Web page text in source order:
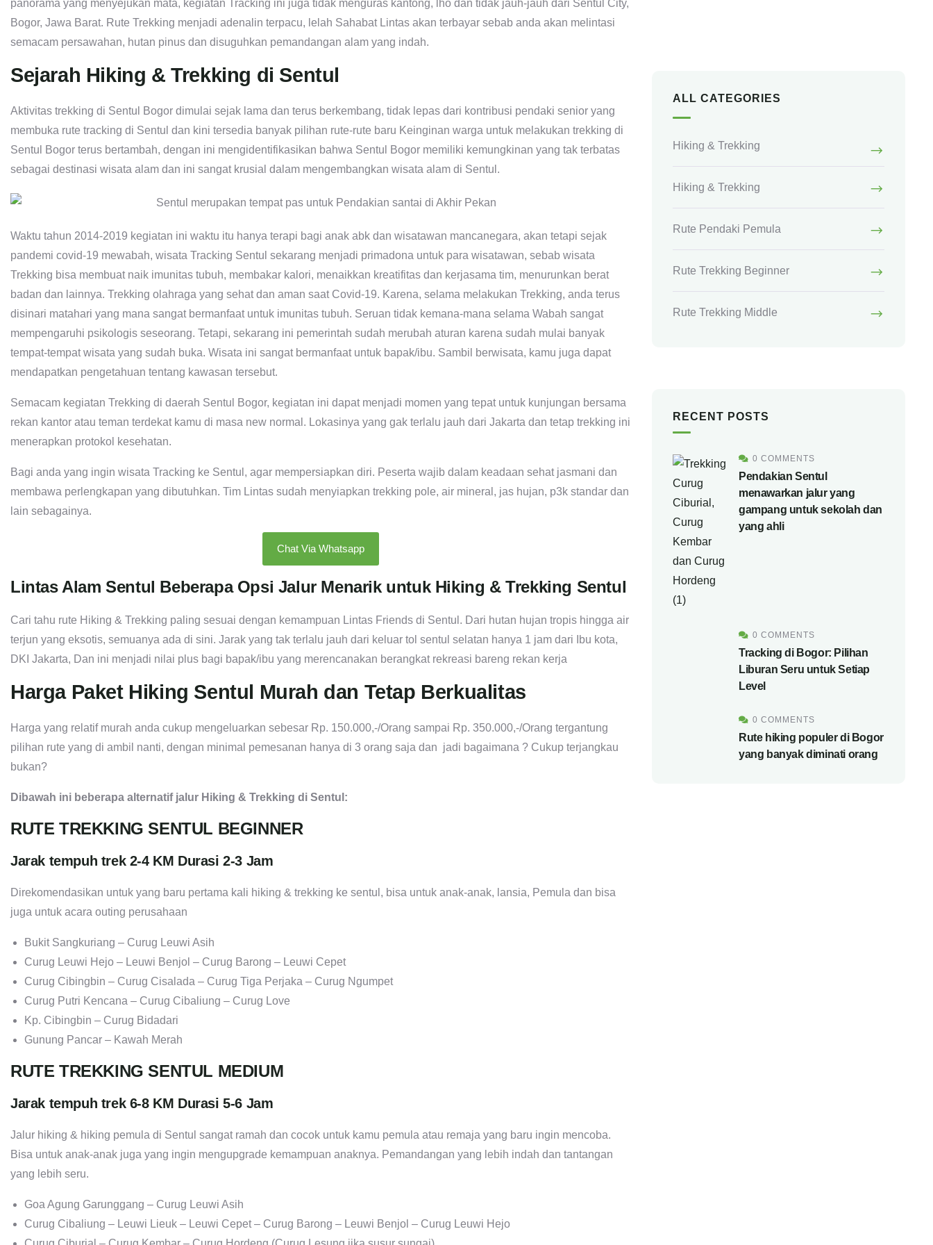
panorama yang menyejukan mata, kegiatan Tracking ini juga tidak menguras kantong, lho dan tidak jauh-jauh dari Sentul City,
Bogor, Jawa Barat. Rute Trekking menjadi adenalin terpacu, lelah Sahabat Lintas akan terbayar sebab anda akan melintasi
semacam persawahan, hutan pinus dan disuguhkan pemandangan alam yang indah.
Sejarah Hiking & Trekking di Sentul
Aktivitas trekking di Sentul Bogor dimulai sejak lama dan terus berkembang, tidak lepas dari kontribusi pendaki senior yang
membuka rute tracking di Sentul dan kini tersedia banyak pilihan rute-rute baru Keinginan warga untuk melakukan trekking di
Sentul Bogor terus bertambah, dengan ini mengidentifikasikan bahwa Sentul Bogor memiliki kemungkinan yang tak terbatas
sebagai destinasi wisata alam dan ini sangat krusial dalam mengembangkan wisata alam di Sentul.
Waktu tahun 2014-2019 kegiatan ini waktu itu hanya terapi bagi anak abk dan wisatawan mancanegara, akan tetapi sejak
pandemi covid-19 mewabah, wisata Tracking Sentul sekarang menjadi primadona untuk para wisatawan, sebab wisata
Trekking bisa membuat naik imunitas tubuh, membakar kalori, menaikkan kreatifitas dan kerjasama tim, menurunkan berat
badan dan lainnya. Trekking olahraga yang sehat dan aman saat Covid-19. Karena, selama melakukan Trekking, anda terus
disinari matahari yang mana sangat bermanfaat untuk imunitas tubuh. Seruan tidak kemana-mana selama Wabah sangat
mempengaruhi psikologis seseorang. Tetapi, sekarang ini pemerintah sudah merubah aturan karena sudah mulai banyak
tempat-tempat wisata yang sudah buka. Wisata ini sangat bermanfaat untuk bapak/ibu. Sambil berwisata, kamu juga dapat
mendapatkan pengetahuan tentang kawasan tersebut.
Semacam kegiatan Trekking di daerah Sentul Bogor, kegiatan ini dapat menjadi momen yang tepat untuk kunjungan bersama
rekan kantor atau teman terdekat kamu di masa new normal. Lokasinya yang gak terlalu jauh dari Jakarta dan tetap trekking ini
menerapkan protokol kesehatan.
Bagi anda yang ingin wisata Tracking ke Sentul, agar mempersiapkan diri. Peserta wajib dalam keadaan sehat jasmani dan
membawa perlengkapan yang dibutuhkan. Tim Lintas sudah menyiapkan trekking pole, air mineral, jas hujan, p3k standar dan
lain sebagainya.
Chat Via Whatsapp
Lintas Alam Sentul Beberapa Opsi Jalur Menarik untuk Hiking & Trekking Sentul
Cari tahu rute Hiking & Trekking paling sesuai dengan kemampuan Lintas Friends di Sentul. Dari hutan hujan tropis hingga air
terjun yang eksotis, semuanya ada di sini. Jarak yang tak terlalu jauh dari keluar tol sentul selatan hanya 1 jam dari Ibu kota,
DKI Jakarta, Dan ini menjadi nilai plus bagi bapak/ibu yang merencanakan berangkat rekreasi bareng rekan kerja
Harga Paket Hiking Sentul Murah dan Tetap Berkualitas
Harga yang relatif murah anda cukup mengeluarkan sebesar Rp. 150.000,-/Orang sampai Rp. 350.000,-/Orang tergantung
pilihan rute yang di ambil nanti, dengan minimal pemesanan hanya di 3 orang saja dan jadi bagaimana ? Cukup terjangkau
bukan?
Dibawah ini beberapa alternatif jalur Hiking & Trekking di Sentul:
RUTE TREKKING SENTUL BEGINNER
Jarak tempuh trek 2-4 KM Durasi 2-3 Jam
Direkomendasikan untuk yang baru pertama kali hiking & trekking ke sentul, bisa untuk anak-anak, lansia, Pemula dan bisa
juga untuk acara outing perusahaan
Bukit Sangkuriang – Curug Leuwi Asih
Curug Leuwi Hejo – Leuwi Benjol – Curug Barong – Leuwi Cepet
Curug Cibingbin – Curug Cisalada – Curug Tiga Perjaka – Curug Ngumpet
Curug Putri Kencana – Curug Cibaliung – Curug Love
Kp. Cibingbin – Curug Bidadari
Gunung Pancar – Kawah Merah
RUTE TREKKING SENTUL MEDIUM
Jarak tempuh trek 6-8 KM Durasi 5-6 Jam
Jalur hiking & hiking pemula di Sentul sangat ramah dan cocok untuk kamu pemula atau remaja yang baru ingin mencoba.
Bisa untuk anak-anak juga yang ingin mengupgrade kemampuan anaknya. Pemandangan yang lebih indah dan tantangan
yang lebih seru.
Goa Agung Garunggang – Curug Leuwi Asih
Curug Cibaliung – Leuwi Lieuk – Leuwi Cepet – Curug Barong – Leuwi Benjol – Curug Leuwi Hejo
ALL CATEGORIES
Hiking & Trekking
Hiking & Trekking
Rute Pendaki Pemula
Rute Trekking Beginner
Rute Trekking Middle
RECENT POSTS
0 COMMENTS
Pendakian Sentul
menawarkan jalur yang
gampang untuk sekolah dan
yang ahli
0 COMMENTS
Tracking di Bogor: Pilihan
Liburan Seru untuk Setiap
Level
0 COMMENTS
Rute hiking populer di Bogor
yang banyak diminati orang